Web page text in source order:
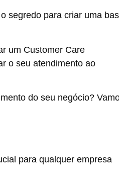
segredo para criar uma
um Customer Care
o seu atendimento ao
do seu negócio?
para qualquer empresa